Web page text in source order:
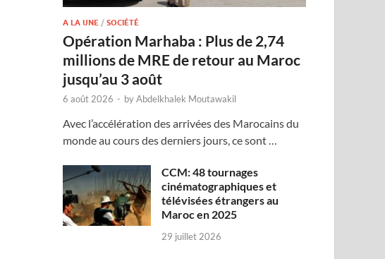
A LA UNE /SOCIÉTÉ
Opération Marhaba : Plus de 2,74
millions de MRE de retour au Maroc
jusqu’au 3 août
6 août 2026 - byAbdelkhalek Moutawakil
Avec l’accélération des arrivées des Marocains du
monde au cours des derniers jours, ce sont …
CCM: 48 tournages
cinématographiques et
télévisées étrangers au
Maroc en 2025
29 juillet 2026